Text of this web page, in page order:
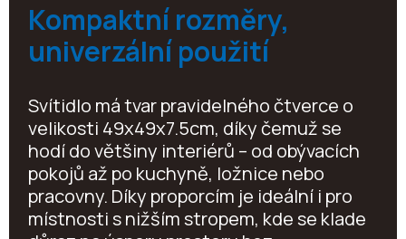
Kompaktní rozměry,
univerzální použití
Svítidlo má tvar pravidelného čtverce o
velikosti 49x49x7.5cm, díky čemuž se
hodí do většiny interiérů – od obývacích
pokojů až po kuchyně, ložnice nebo
pracovny. Díky proporcím je ideální i pro
místnosti s nižším stropem, kde se klade